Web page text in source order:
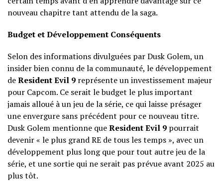
nouveau chapitre tant attendu de la saga.
Budget et Développement Conséquents
Selon des informations divulguées par Dusk Golem, un
insider bien connu de la communauté, le développement
deResident Evil 9 représente un investissement majeur
pour Capcom. Ce serait le budget le plus important
jamais alloué à un jeu de la série, ce qui laisse présager
une envergure sans précédent pour ce nouveau titre.
Dusk Golem mentionne queResident Evil 9 pourrait
devenir « le plus grand RE de tous les temps », avec un
développement plus long que pour tout autre jeu de la
série, et une sortie qui ne serait pas prévue avant 2025 au
plus tôt.